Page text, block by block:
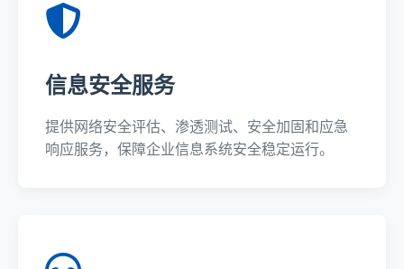
信息安全服务
提供网络安全评估、渗透测试、安全加固和应急
响应服务，保障企业信息系统安全稳定运行。